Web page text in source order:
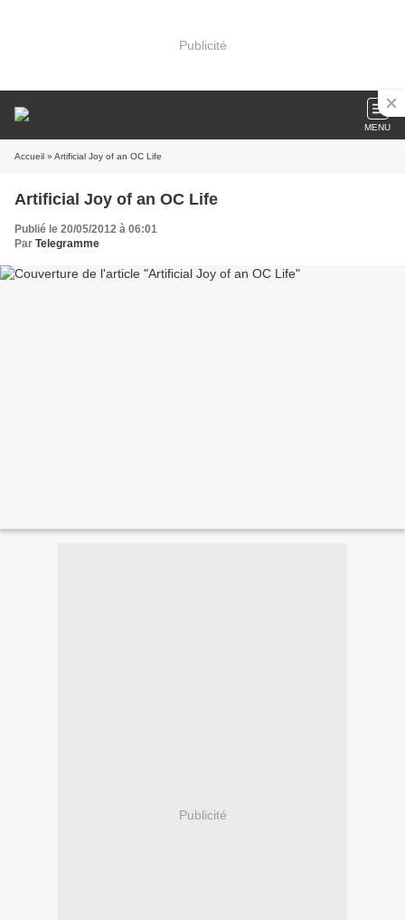
Publicité
MENU
Accueil » Artificial Joy of an OC Life
Artificial Joy of an OC Life
Publié le 20/05/2012 à 06:01
Par Telegramme
Publicité